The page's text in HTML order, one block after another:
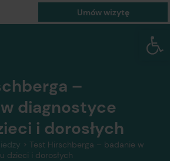
–
diagnostyce
i dorosłych
> Test Hirschberga – badanie w
dzieci i dorosłych
Umów wizytę